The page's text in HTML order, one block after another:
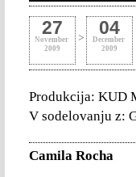
27
November
2009
> 04
December
2009
Produkcija: KUD
V sodelovanju z:
Camila Rocha